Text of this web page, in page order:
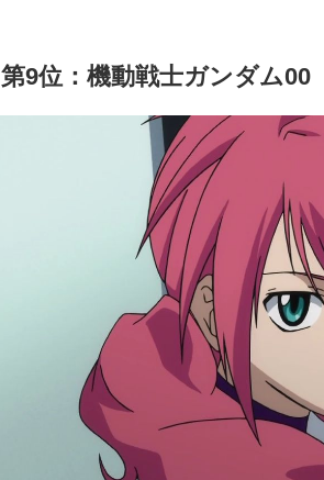
第9位：機動戦士ガンダム